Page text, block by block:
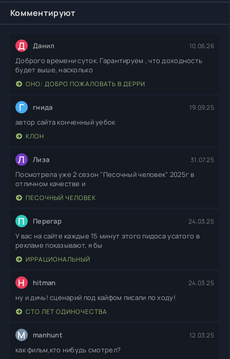
Комментируют
Д Данил 10.06.26
Доброго времени суток. Гарантируем , что доходность
будет выше, насколько
ОНО: ДОБРО ПОЖАЛОВАТЬ В ДЕРРИ
Г гнида 19.09.25
автор сайта конченный уебок
КЛОН
Л Лиза 31.07.25
Посмотрела уже 2 сезон "Песочный человек" 2025г в
отличном качестве и
ПЕСОЧНЫЙ ЧЕЛОВЕК
П Перегар 24.03.25
У вас на сайте каждые 15 минут этого пидоса усатого в
рекламе показывают, я бы
ИРРАЦИОНАЛЬНЫЙ
H hitman 24.03.25
ну и дичь! сценарий под кайфом писали по ходу!
СТО ЛЕТ ОДИНОЧЕСТВА
M manhunt 12.03.25
как фильм,кто нибудь смотрел?